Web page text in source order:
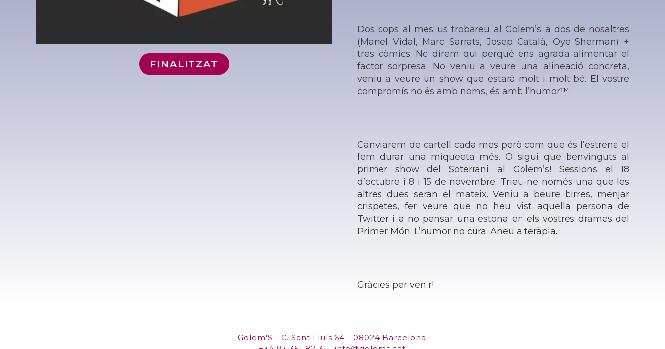
FINALITZAT
Dos cops al mes us trobareu al Golem’s a dos de nosaltres
(Manel Vidal, Marc Sarrats, Josep Català, Oye Sherman) +
tres còmics. No direm qui perquè ens agrada alimentar el
factor sorpresa. No veniu a veure una alineació concreta,
veniu a veure un show que estarà molt i molt bé. El vostre
compromís no és amb noms, és amb l’humor™.
Canviarem de cartell cada mes però com que és l’estrena el
fem durar una miqueeta més. O sigui que benvinguts al
primer show del Soterrani al Golem’s! Sessions el 18
d’octubre i 8 i 15 de novembre. Trieu-ne només una que les
altres dues seran el mateix. Veniu a beure birres, menjar
crispetes, fer veure que no heu vist aquella persona de
Twitter i a no pensar una estona en els vostres drames del
Primer Món. L’humor no cura. Aneu a teràpia.
Gràcies per venir!
Golem'S - C. Sant Lluís 64 - 08024 Barcelona